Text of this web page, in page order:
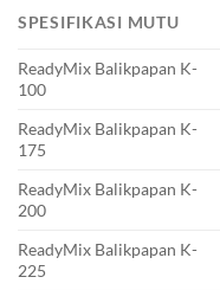
SPESIFIKASI MUTU
ReadyMix Balikpapan K-
100
ReadyMix Balikpapan K-
175
ReadyMix Balikpapan K-
200
ReadyMix Balikpapan K-
225